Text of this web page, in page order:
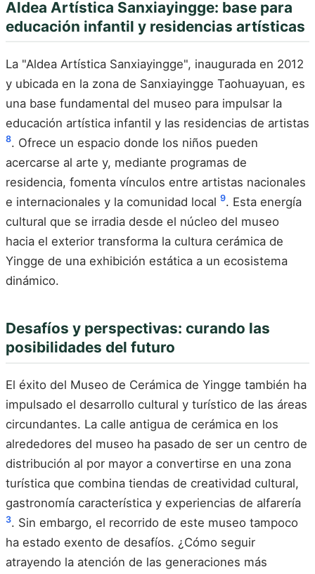
Aldea Artística Sanxiayingge: base para
educación infantil y residencias artísticas
La "Aldea Artística Sanxiayingge", inaugurada en 2012
y ubicada en la zona de Sanxiayingge Taohuayuan, es
una base fundamental del museo para impulsar la
educación artística infantil y las residencias de artistas
8. Ofrece un espacio donde los niños pueden
acercarse al arte y, mediante programas de
residencia, fomenta vínculos entre artistas nacionales
e internacionales y la comunidad local 9. Esta energía
cultural que se irradia desde el núcleo del museo
hacia el exterior transforma la cultura cerámica de
Yingge de una exhibición estática a un ecosistema
dinámico.
Desafíos y perspectivas: curando las
posibilidades del futuro
El éxito del Museo de Cerámica de Yingge también ha
impulsado el desarrollo cultural y turístico de las áreas
circundantes. La calle antigua de cerámica en los
alrededores del museo ha pasado de ser un centro de
distribución al por mayor a convertirse en una zona
turística que combina tiendas de creatividad cultural,
gastronomía característica y experiencias de alfarería
3. Sin embargo, el recorrido de este museo tampoco
ha estado exento de desafíos. ¿Cómo seguir
atrayendo la atención de las generaciones más